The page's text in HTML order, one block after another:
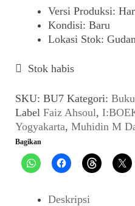
Rekening
Versi Produksi:
Kondisi: Baru
Lokasi Stok:
Stok habis
SKU:BU7 Kategori:Buku
LabelFaiz Ahsoul,
Yogyakarta,Muhidin M
Bagikan
Deskripsi